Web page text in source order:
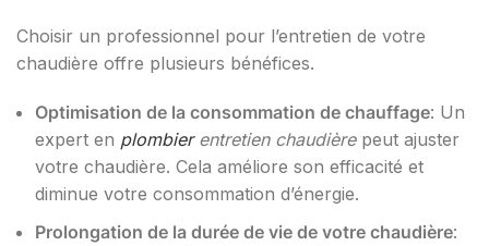
Choisir un professionnel pour l’entretien de votre
chaudière offre plusieurs bénéfices.
Optimisation de la consommation de chauffage: Un
expert en plombierentretien chaudièrepeut ajuster
votre chaudière. Cela améliore son efficacité et
diminue votre consommation d’énergie.
Prolongation de la durée de vie de votre chaudière: